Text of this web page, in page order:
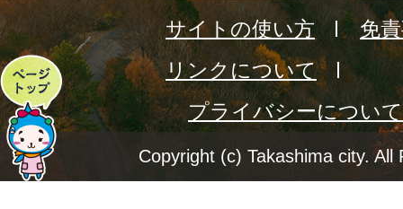
ペ
ー
ジ
サイトの使い方
免
リンクについて
プライバシーについて
Copyright (c) Takashima city. All